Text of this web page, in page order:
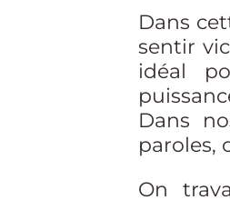
Dans
sentir
idéal
Dans
paroles,
On